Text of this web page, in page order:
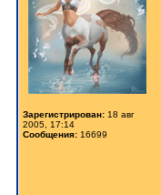
Зарегистрирован: 18 авг
2005, 17:14
Сообщения: 16699